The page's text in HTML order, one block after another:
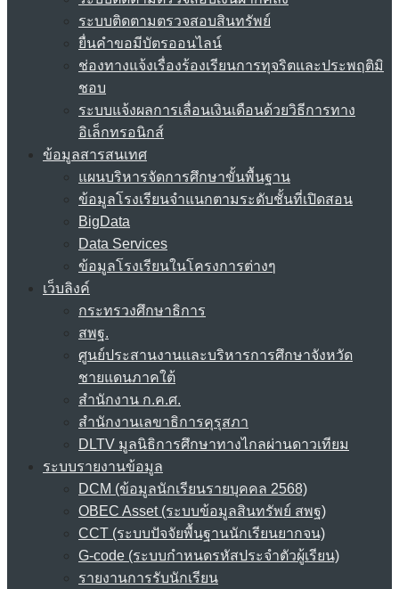
ระบบติดตามตรวจสอบสินทรัพย์
ยื่นคำขอมีบัตรออนไลน์
ช่องทางแจ้งเรื่องร้องเรียนการทุจริตและประพฤติมิ
ชอบ
ระบบแจ้งผลการเลื่อนเงินเดือนด้วยวิธีการทาง
อิเล็กทรอนิกส์
ข้อมูลสารสนเทศ
แผนบริหารจัดการศึกษาขั้นพื้นฐาน
ข้อมูลโรงเรียนจำแนกตามระดับชั้นที่เปิดสอน
BigData
Data Services
ข้อมูลโรงเรียนในโครงการต่างๆ
เว็บลิงค์
กระทรวงศึกษาธิการ
สพฐ.
ศูนย์ประสานงานและบริหารการศึกษาจังหวัด
ชายแดนภาคใต้
สำนักงาน ก.ค.ศ.
สำนักงานเลขาธิการคุรุสภา
DLTV มูลนิธิการศึกษาทางไกลผ่านดาวเทียม
ระบบรายงานข้อมูล
DCM (ข้อมูลนักเรียนรายบุคคล 2568)
OBEC Asset (ระบบข้อมูลสินทรัพย์ สพฐ)
CCT (ระบบปัจจัยพื้นฐานนักเรียนยากจน)
G-code (ระบบกำหนดรหัสประจำตัวผู้เรียน)
รายงานการรับนักเรียน